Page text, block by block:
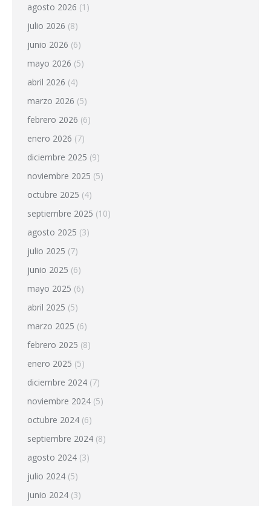
agosto 2026 (1)
julio 2026 (8)
junio 2026 (6)
mayo 2026 (5)
abril 2026 (4)
marzo 2026 (5)
febrero 2026 (6)
enero 2026 (7)
diciembre 2025 (9)
noviembre 2025 (5)
octubre 2025 (4)
septiembre 2025 (10)
agosto 2025 (3)
julio 2025 (7)
junio 2025 (6)
mayo 2025 (6)
abril 2025 (5)
marzo 2025 (6)
febrero 2025 (8)
enero 2025 (5)
diciembre 2024 (7)
noviembre 2024 (5)
octubre 2024 (6)
septiembre 2024 (8)
agosto 2024 (3)
julio 2024 (5)
junio 2024 (3)